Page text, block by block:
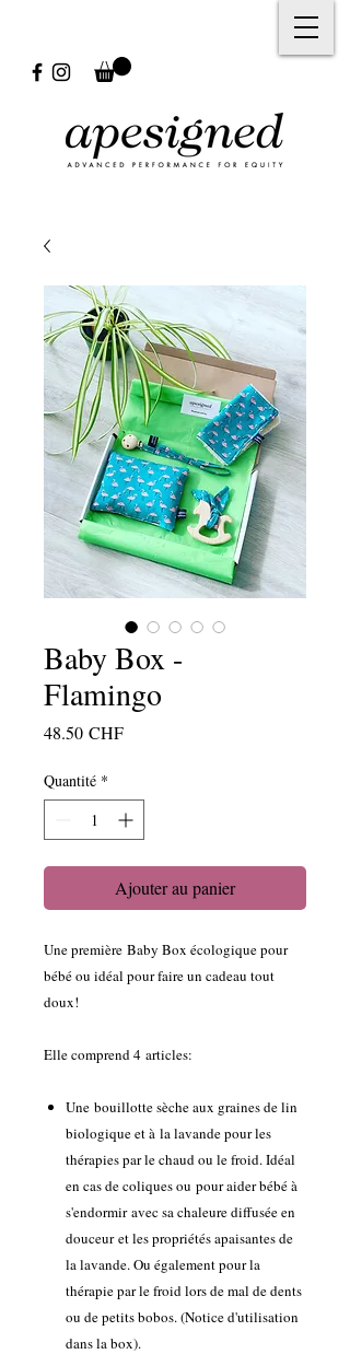
Baby Box -
Flamingo
48.50 CHFPrix
Quantité *
Ajouter au panier
Une première Baby Box écologique pour
bébé ou idéal pour faire un cadeau tout
doux!
Elle comprend 4 articles:
Une bouillotte sèche aux graines de lin
biologique et à la lavande pour les
thérapies par le chaud ou le froid. Idéal
en cas de coliques ou pour aider bébé à
s'endormir avec sa chaleure diffusée en
douceur et les propriétés apaisantes de
la lavande. Ou également pour la
thérapie par le froid lors de mal de dents
ou de petits bobos. (Notice d'utilisation
dans la box).